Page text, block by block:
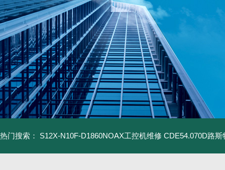
热门搜索： S12X-N10F-D1860NOAX工控机维修 CDE54.070D路